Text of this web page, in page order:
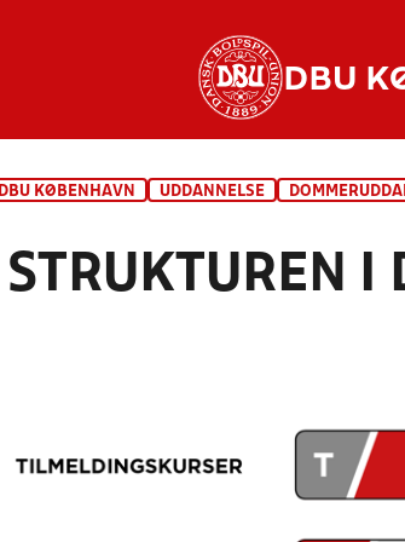
DBU
DBU KØBENHAVN UDDANNELSE
STRUKTUREN I